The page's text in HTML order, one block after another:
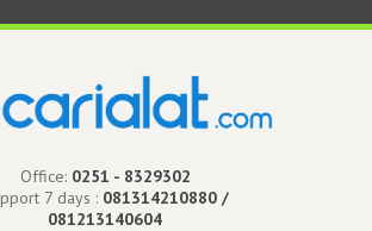
Office: 0251 - 8329302
7 days : 081314210880 /
081213140604